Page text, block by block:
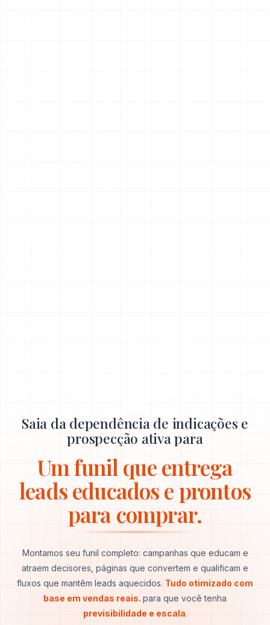
Saia da dependência de indicações e
prospecção ativa para
Um funil que entrega
leads educados e prontos
para comprar.
Montamos seu funil completo: campanhas que educam e
atraem decisores, páginas que convertem e qualificam e
fluxos que mantêm leads aquecidos. Tudo otimizado com
base em vendas reais. para que você tenha
previsibilidade e escala.